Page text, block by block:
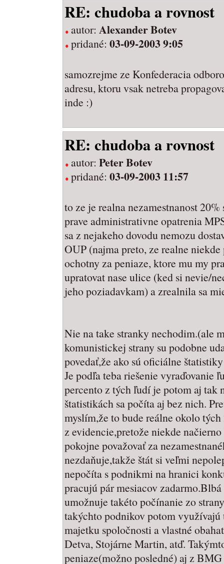
RE: chudoba a rovnost
autor: Alexander Botev
pridané: 03-09-2003 9:05
samozrejme ze Konfederacia
adresu, ktoru vsak netreba
inde :)
RE: chudoba a rovnost
autor: Peter Botev
pridané: 03-09-2003 11:57
to ze je realna nezamestnanost
prave administrativne opatrenia
sa z nejakeho dovodu nemozu
OUP (najma preto, ze realne
ochotny za peniaze, ktore mu my
upratovat nase ulice (ked si nevie/
jeho poziadavkam) a zrealnila sa
Nie na take stranky nechodim.(ale
komunistickej strany su podobne
povedať,že ako sú oficiálne
Je podľa teba riešenie vyraďovanie
percento z tých ľudí je potom aj tak
štatistikách sa počíta aj bez nich.
myslím,že to bude reálne okolo
z evidencie,pretože niekde
pokojne považovať za
nezdaňuje,takže štát si veľmi
nepočíta s podnikmi na hranici
pracujú pár mesiacov
umožnuje takéto počínanie zo
takýchto podnikov potom využívajú
majetku spoločnosti a vlastné
Detva, Stojárne Martin, atď.
peniaze(možno posledné) aj z